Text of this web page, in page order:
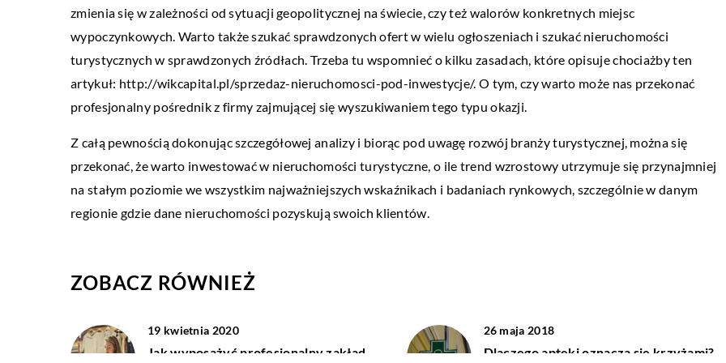
zmienia się w zależności od sytuacji geopolitycznej na świecie, czy też walorów konkretnych miejsc
wypoczynkowych. Warto także szukać sprawdzonych ofert w wielu ogłoszeniach i szukać nieruchomości
turystycznych w sprawdzonych źródłach. Trzeba tu wspomnieć o kilku zasadach, które opisuje chociażby ten
artykuł: http://wikcapital.pl/sprzedaz-nieruchomosci-pod-inwestycje/. O tym, czy warto może nas przekonać
profesjonalny pośrednik z firmy zajmującej się wyszukiwaniem tego typu okazji.
Z całą pewnością dokonując szczegółowej analizy i biorąc pod uwagę rozwój branży turystycznej, można się
przekonać, że warto inwestować w nieruchomości turystyczne, o ile trend wzrostowy utrzymuje się przynajmniej
na stałym poziomie we wszystkim najważniejszych wskaźnikach i badaniach rynkowych, szczególnie w danym
regionie gdzie dane nieruchomości pozyskują swoich klientów.
ZOBACZ RÓWNIEŻ
19 kwietnia 2020
Jak wyposażyć profesjonalny zakład
26 maja 2018
Dlaczego apteki oznacza się krzyżami?
ozdoby do salonu
jako centralne pomieszczenie w
oddaje naszą duszę i osobowość.
20 kwietnia 2021
W jakim celu przeprowadza się badania
ultradźwiękowe?
W elementach wykonanych z metalu mogą
SPORT / REKREACJA / TURYSTYKA
Jakie elementy mogą się składać na
luksusowe wakacje?
Jest wiele elementów, które
luksusowe wakacje. Najbardziej
luksusowych wakacji, chcesz